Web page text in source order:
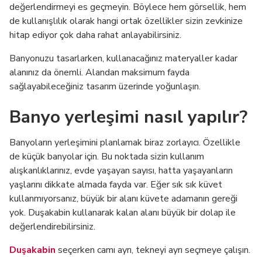
değerlendirmeyi es geçmeyin. Böylece hem görsellik, hem
de kullanışlılık olarak hangi ortak özellikler sizin zevkinize
hitap ediyor çok daha rahat anlayabilirsiniz.
Banyonuzu tasarlarken, kullanacağınız materyaller kadar
alanınız da önemli. Alandan maksimum fayda
sağlayabileceğiniz tasarım üzerinde yoğunlaşın.
Banyo yerleşimi nasıl yapılır?
Banyoların yerleşimini planlamak biraz zorlayıcı. Özellikle
de küçük banyolar için. Bu noktada sizin kullanım
alışkanlıklarınız, evde yaşayan sayısı, hatta yaşayanların
yaşlarını dikkate almada fayda var. Eğer sık sık küvet
kullanmıyorsanız, büyük bir alanı küvete adamanın gereği
yok. Duşakabin kullanarak kalan alanı büyük bir dolap ile
değerlendirebilirsiniz.
Duşakabin seçerken camı ayrı, tekneyi ayrı seçmeye çalışın.